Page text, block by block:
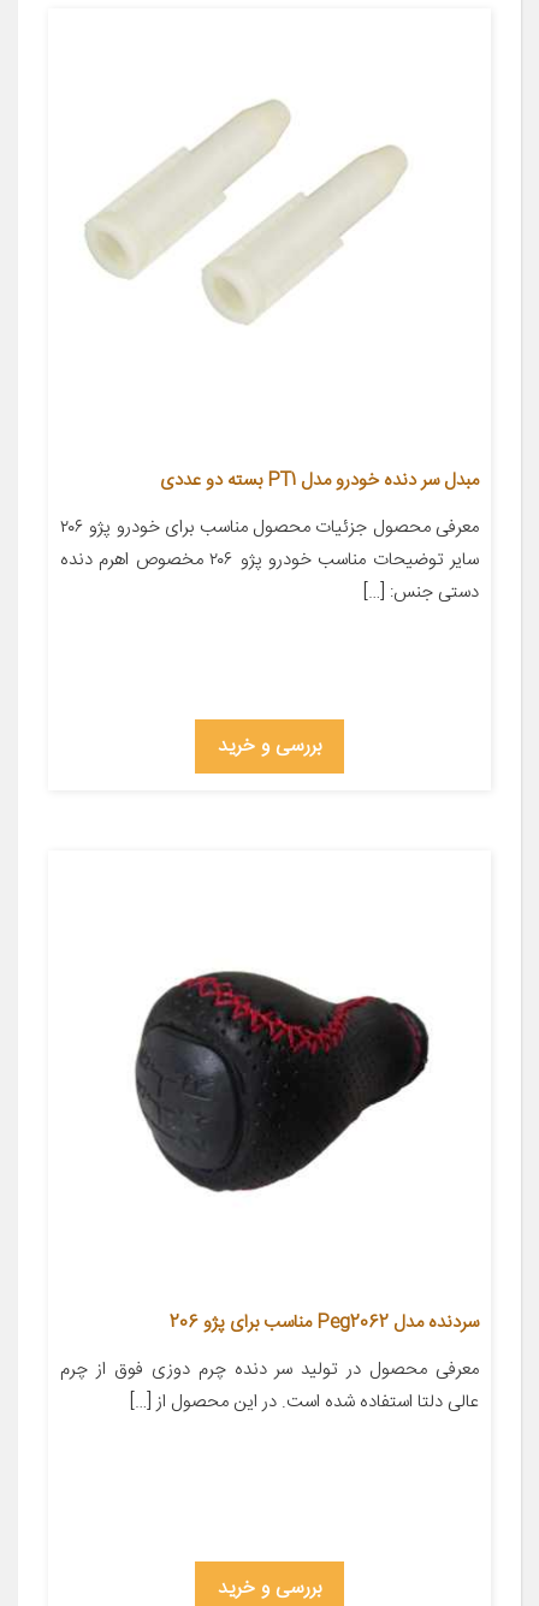
مبدل سر دنده خودرو مدل PT1 بسته دو عددی
معرفی محصول جزئیات محصول مناسب برای خودرو پژو ۲۰۶
سایر توضیحات مناسب خودرو پژو ۲۰۶ مخصوص اهرم دنده
دستی جنس: […]
بررسی و خرید
سردنده مدل Peg2062 مناسب برای پژو 206
معرفی محصول در تولید سر دنده چرم دوزی فوق از چرم
عالی دلتا استفاده شده است. در این محصول از […]
بررسی و خرید